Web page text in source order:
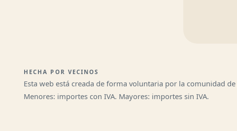
HECHA POR VECINOS
Esta web está creada de forma voluntaria por la comunidad de
Menores: importes con IVA. Mayores: importes sin IVA.